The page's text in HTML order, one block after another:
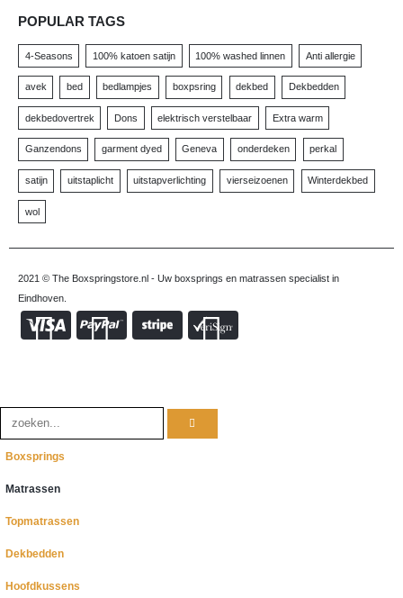
POPULAR TAGS
4-Seasons 100% katoen satijn 100% washed linnen Anti allergie
avek bed bedlampjes boxpsring dekbed Dekbedden
dekbedovertrek Dons elektrisch verstelbaar Extra warm
Ganzendons garment dyed Geneva onderdeken perkal
satijn uitstaplicht uitstapverlichting vierseizoenen Winterdekbed
wol
2021 © The Boxspringstore.nl - Uw boxsprings en matrassen specialist in
Eindhoven.
Boxsprings
Matrassen
Topmatrassen
Dekbedden
Hoofdkussens